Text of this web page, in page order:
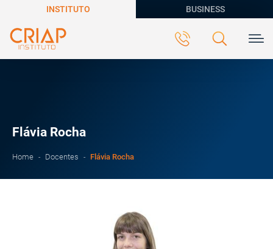
INSTITUTO BUSINESS
Flávia Rocha
Home Docentes Flávia Rocha